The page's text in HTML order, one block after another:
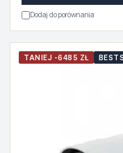
Dodaj do porównania
TANIEJ -6485 ZŁ